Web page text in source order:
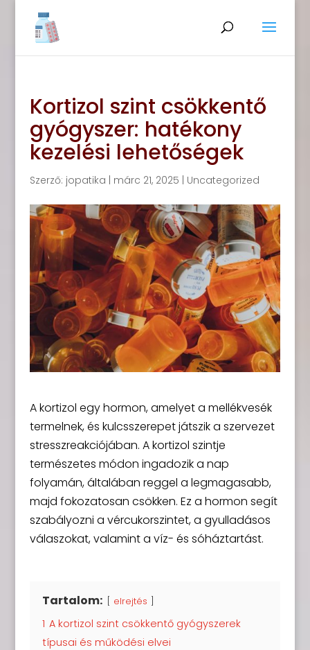
Kortizol szint csökkentő
gyógyszer: hatékony
kezelési lehetőségek
Szerző: jopatika márc 21, 2025 Uncategorized
A kortizol egy hormon, amelyet a mellékvesék
termelnek, és kulcsszerepet játszik a szervezet
stresszreakciójában. A kortizol szintje
természetes módon ingadozik a nap
folyamán, általában reggel a legmagasabb,
majd fokozatosan csökken. Ez a hormon segít
szabályozni a vércukorszintet, a gyulladásos
válaszokat, valamint a víz- és sóháztartást.
Tartalom: elrejtés
1 A kortizol szint csökkentő gyógyszerek
típusai és működési elvei